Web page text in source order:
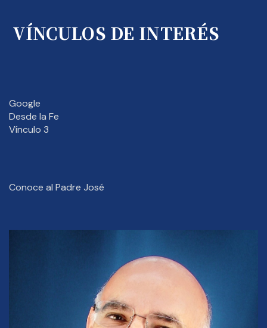
VÍNCULOS DE INTERÉS
Google
Desde la Fe
Vínculo 3
Conoce al Padre José